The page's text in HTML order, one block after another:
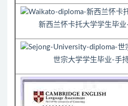
新西兰怀卡托大学学生毕
世宗大学学生毕业-手